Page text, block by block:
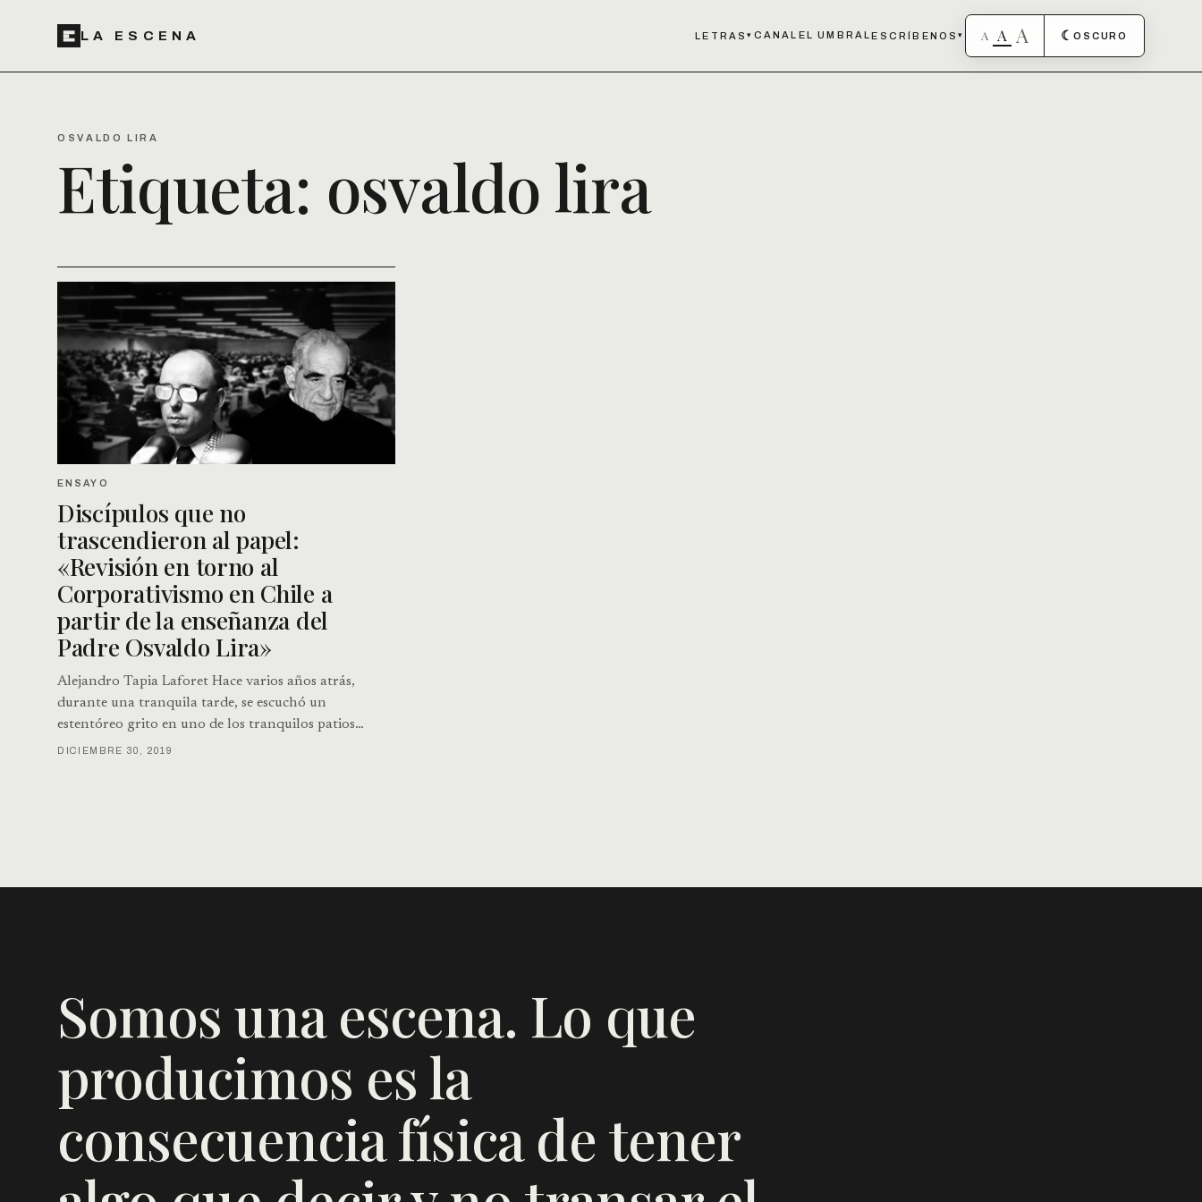
LA ESCENA LETRAS▾ CANAL EL UMBRALESCRÍBENOS▾ A A A ☾OSCURO
OSVALDO LIRA
Etiqueta: osvaldo lira
ENSAYO
Discípulos que no
trascendieron al papel:
«Revisión en torno al
Corporativismo en Chile a
partir de la enseñanza del
Padre Osvaldo Lira»
Alejandro Tapia Laforet Hace varios años atrás,
durante una tranquila tarde, se escuchó un
estentóreo grito en uno de los tranquilos patios…
DICIEMBRE 30, 2019
Somos una escena. Lo que
producimos es la
consecuencia física de tener